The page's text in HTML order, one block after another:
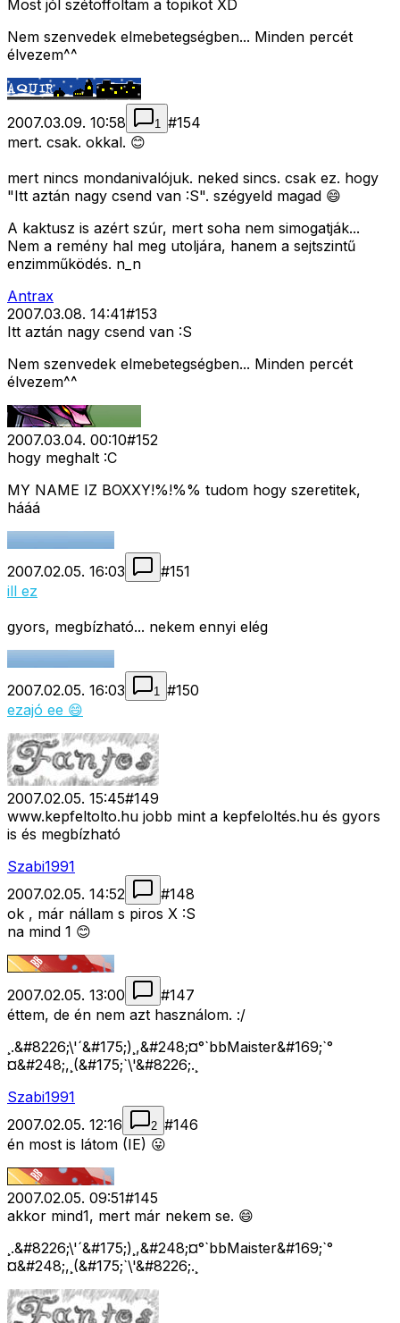
Most jól szétoffoltam a topikot XD
Nem szenvedek elmebetegségben... Minden percét
élvezem^^
2007.03.09. 10:58 1 #154
mert. csak. okkal. 😊
mert nincs mondanivalójuk. neked sincs. csak ez. hogy
"Itt aztán nagy csend van :S". szégyeld magad 😄
A kaktusz is azért szúr, mert soha nem simogatják...
Nem a remény hal meg utoljára, hanem a sejtszintű
enzimműködés. n_n
Antrax
2007.03.08. 14:41#153
Itt aztán nagy csend van :S
Nem szenvedek elmebetegségben... Minden percét
élvezem^^
2007.03.04. 00:10#152
hogy meghalt :C
MY NAME IZ BOXXY!%!%% tudom hogy szeretitek,
hááá
2007.02.05. 16:03 #151
ill ez
gyors, megbízható... nekem ennyi elég
2007.02.05. 16:03 1 #150
ezajó ee 😄
2007.02.05. 15:45#149
www.kepfeltolto.hu jobb mint a kepfeloltés.hu és gyors
is és megbízható
Szabi1991
2007.02.05. 14:52
#148
ok , már nállam s piros X :S
na mind 1 😊
2007.02.05. 13:00 #147
éttem, de én nem azt használom. :/
¸.&#8226;\'´&#175;)¸,&#248;¤°`bbMaister&#169;`°
¤&#248;,¸(&#175;`\'&#8226;.¸
Szabi1991
2007.02.05. 12:16
2 #146
én most is látom (IE) 😛
2007.02.05. 09:51#145
akkor mind1, mert már nekem se. 😄
¸.&#8226;\'´&#175;)¸,&#248;¤°`bbMaister&#169;`°
¤&#248;,¸(&#175;`\'&#8226;.¸